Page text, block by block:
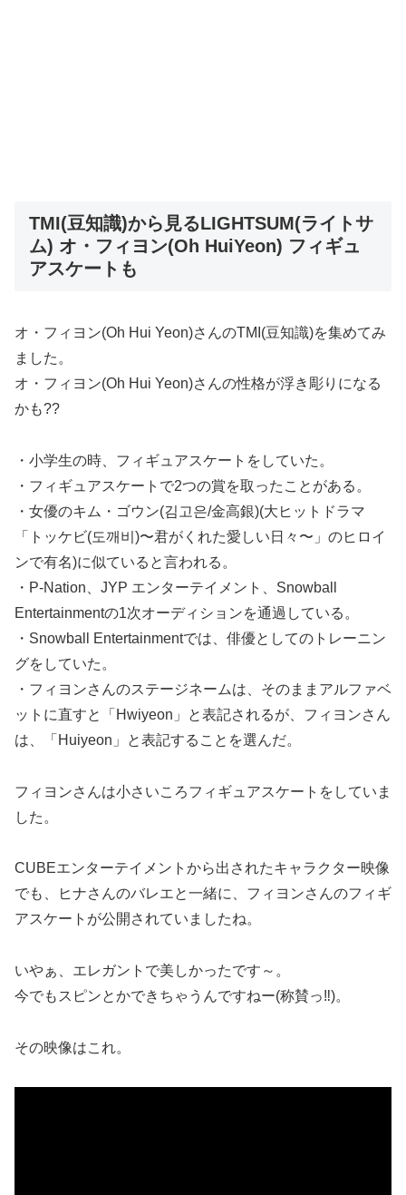
TMI(豆知識)から見るLIGHTSUM(ライトサ
ム) オ・フィヨン(Oh HuiYeon) フィギュ
アスケートも
オ・フィヨン(Oh Hui Yeon)さんのTMI(豆知識)を集めてみ
ました。
オ・フィヨン(Oh Hui Yeon)さんの性格が浮き彫りになる
かも??
・小学生の時、フィギュアスケートをしていた。
・フィギュアスケートで2つの賞を取ったことがある。
・女優のキム・ゴウン(김고은/金高銀)(大ヒットドラマ
「トッケビ(도깨비)〜君がくれた愛しい日々〜」のヒロイ
ンで有名)に似ていると言われる。
・P-Nation、JYP エンターテイメント、Snowball
Entertainmentの1次オーディションを通過している。
・Snowball Entertainmentでは、俳優としてのトレーニン
グをしていた。
・フィヨンさんのステージネームは、そのままアルファベ
ットに直すと「Hwiyeon」と表記されるが、フィヨンさん
は、「Huiyeon」と表記することを選んだ。
フィヨンさんは小さいころフィギュアスケートをしていま
した。
CUBEエンターテイメントから出されたキャラクター映像
でも、ヒナさんのバレエと一緒に、フィヨンさんのフィギ
アスケートが公開されていましたね。
いやぁ、エレガントで美しかったです～。
今でもスピンとかできちゃうんですねー(称賛っ‼)。
その映像はこれ。